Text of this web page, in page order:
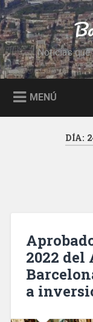
Saltar
al
contenido
Buscar
Noticias que
MENÚ
DÍA:
2022 del
a